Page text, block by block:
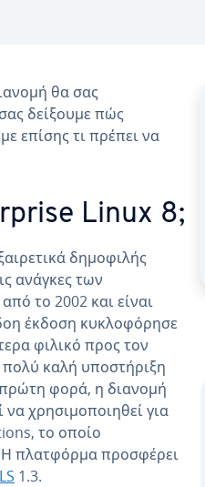
θα σας
δείξουμε πώς
επίσης τι πρέπει να
Linux 8;
δημοφιλής
ανάγκες των
το 2002 και είναι
έκδοση κυκλοφόρησε
φιλικό προς τον
καλή υποστήριξη
πρώτη φορά, η διανομή
χρησιμοποιηθεί για
το οποίο
Η πλατφόρμα προσφέρει
1.3.